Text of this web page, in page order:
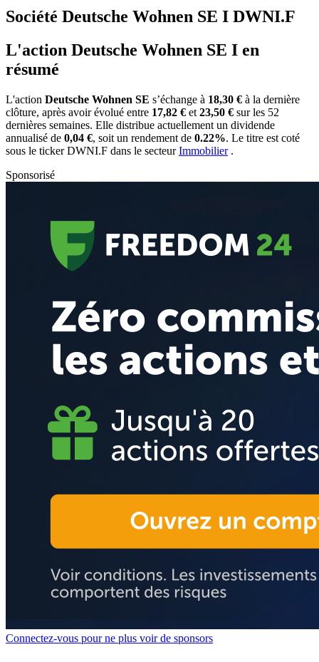
Société Deutsche Wohnen SE I DWNI.F
L'action Deutsche Wohnen SE I en
résumé
L'action Deutsche Wohnen SE s’échange à 18,30 € à la dernière
clôture, après avoir évolué entre 17,82 € et 23,50 € sur les 52
dernières semaines. Elle distribue actuellement un dividende
annualisé de 0,04 €, soit un rendement de 0.22%. Le titre est coté
sous le tickerDWNI.F dans le secteurImmobilier.
Sponsorisé
Connectez-vous pour ne plus voir de sponsors